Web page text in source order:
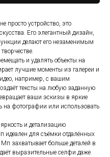
просто устройство, это
Его элегантный дизайн,
делают его незаменимым
и удалять объекты на
лучшие моменты из галереи и
например, с вашим
тексты на любую заданную
ваши эскизы в яркие
на фотографии или использовать
и детализацию
идеален для съёмки отдалённых
захватывает больше деталей в
выразительные селфи даже